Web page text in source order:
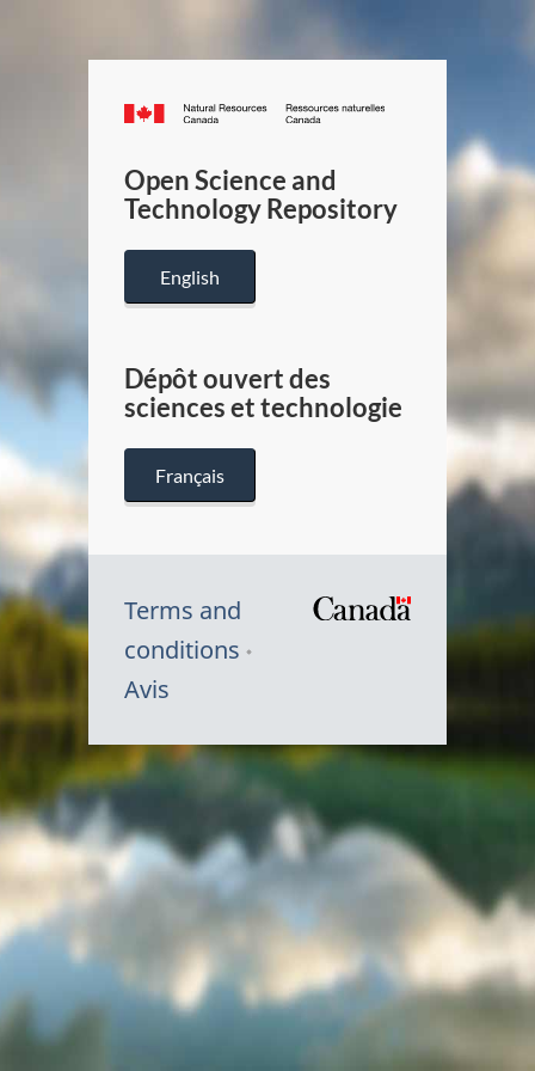
Canada.ca
/
Canada
Open Science and
Technology Repository
English
Dépôt ouvert des
sciences et technologie
Français
Terms and
conditions
Avis
Symbole
du